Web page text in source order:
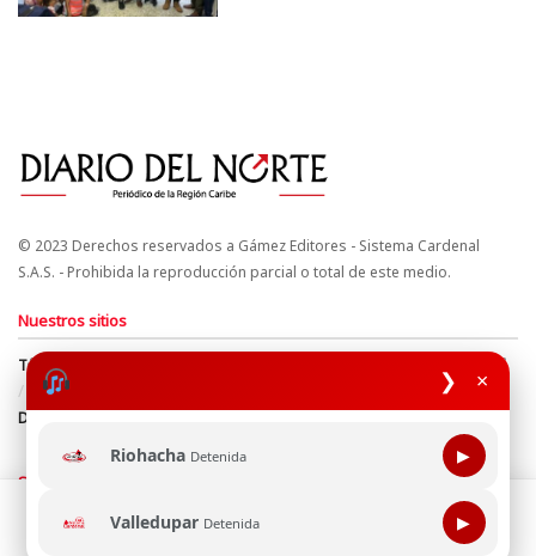
❯ ×
Riohacha Detenida ▶
Valledupar Detenida ▶
© 2023 Derechos reservados a Gámez Editores - Sistema Cardenal
S.A.S. - Prohibida la reproducción parcial o total de este medio.
Nuestros sitios
Términos y Condiciones
Derechos de Autor y Propiedad Intelectual
Política de uso de cookies
Política de Tratamiento de Datos
Directrices Editoriales
Síguenos
Esta página web usa cookie para mejorar tu experiencia de
navegación, al continuar aceptas nuestra política de uso de